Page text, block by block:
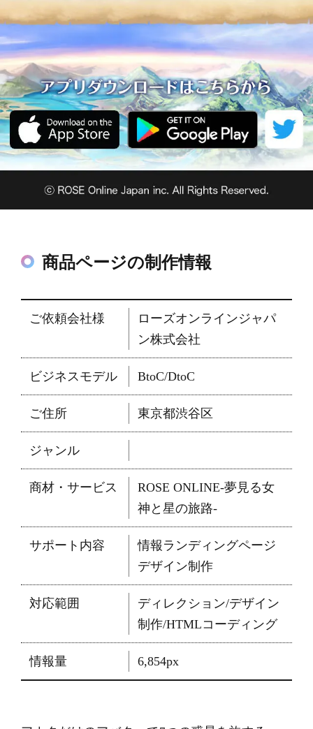
商品ページの制作情報
ご依頼会社様
ローズオンラインジャパ
ン株式会社
ビジネスモデル BtoC/DtoC
ご住所 東京都渋谷区
ジャンル
商材・サービス
ROSE ONLINE-夢見る女
神と星の旅路-
サポート内容
情報ランディングページ
デザイン制作
対応範囲
ディレクション/デザイン
制作/HTMLコーディング
情報量 6,854px